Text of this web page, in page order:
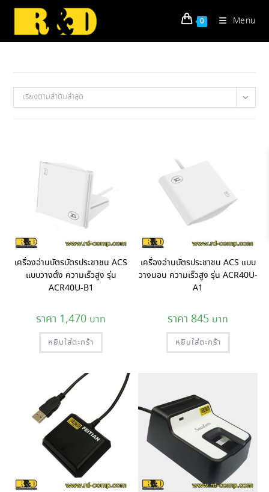
Skip
content
0 Menu
เรียงตามลำดับล่าสุด
เครื่องอ่านบัตรบัตรประชาชน ACS
แบบวางตั้ง ความเร็วสูง รุ่น
ACR40U-B1
1,470
หยิบใส่ตะกร้า
เครื่องอ่านบัตรประชาชน ACS แบบ
วางนอน ความเร็วสูง รุ่น ACR40U-
A1
845
หยิบใส่ตะกร้า